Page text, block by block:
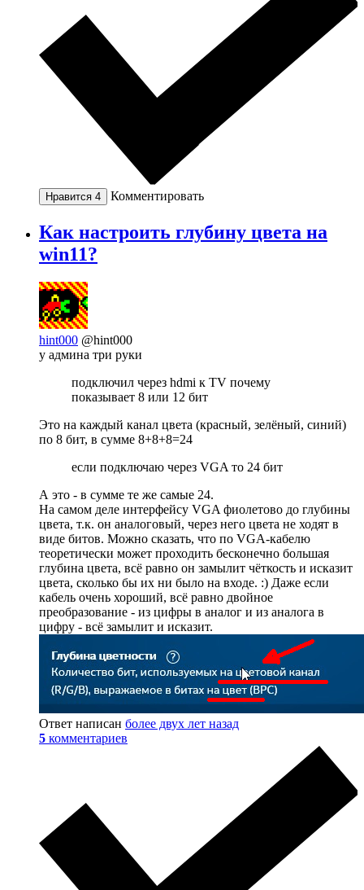
Нравится 4 Комментировать
Как настроить глубину цвета на
win11?
hint000 @hint000
у админа три руки
подключил через hdmi к TV почему
показывает 8 или 12 бит
Это на каждый канал цвета (красный, зелёный, синий)
по 8 бит, в сумме 8+8+8=24
если подключаю через VGA то 24 бит
А это - в сумме те же самые 24.
На самом деле интерфейсу VGA фиолетово до глубины
цвета, т.к. он аналоговый, через него цвета не ходят в
виде битов. Можно сказать, что по VGA-кабелю
теоретически может проходить бесконечно большая
глубина цвета, всё равно он замылит чёткость и исказит
цвета, сколько бы их ни было на входе. :) Даже если
кабель очень хороший, всё равно двойное
преобразование - из цифры в аналог и из аналога в
цифру - всё замылит и исказит.
Ответ написан более двух лет назад
5 комментариев